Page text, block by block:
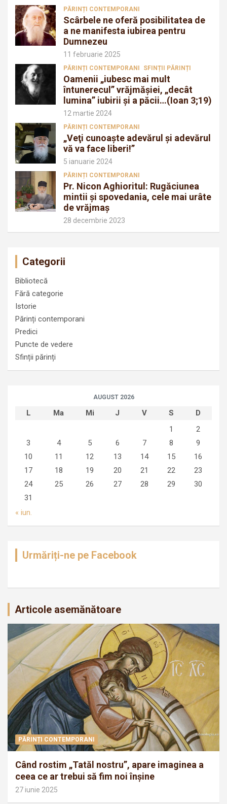
PĂRINȚI CONTEMPORANI
Scârbele ne oferă posibilitatea de
a ne manifesta iubirea pentru
Dumnezeu
11 februarie 2025
PĂRINȚI CONTEMPORANI SFINȚII PĂRINȚI
Oamenii „iubesc mai mult
întunerecul” vrăjmăşiei, „decât
lumina” iubirii şi a păcii…(Ioan 3;19)
12 martie 2024
PĂRINȚI CONTEMPORANI
„Veţi cunoaşte adevărul şi adevărul
vă va face liberi!”
5 ianuarie 2024
PĂRINȚI CONTEMPORANI
Pr. Nicon Aghioritul: Rugăciunea
mintii și spovedania, cele mai urâte
de vrăjmaș
28 decembrie 2023
Categorii
Bibliotecă
Fără categorie
Istorie
Părinți contemporani
Predici
Puncte de vedere
Sfinții părinți
AUGUST 2026
L Ma Mi J V S
D
1
2
3
4 5 6 7 8
9
10
11 12 13 14 15
16
17
18 19 20 21 22
23
24
25 26 27 28 29
30
31
« iun.
Urmăriți-ne pe Facebook
Articole asemănătoare
PĂRINȚI CONTEMPORANI
Când rostim „Tatăl nostru”, apare imaginea a
ceea ce ar trebui să fim noi înșine
27 iunie 2025